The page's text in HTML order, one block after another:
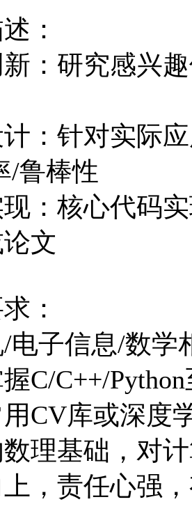
：
：研究感兴
：针对实际
/鲁棒性
：核心代码
文
：
电子信息/数学
C/C++/
CV库或深度
理基础，对
，责任心强